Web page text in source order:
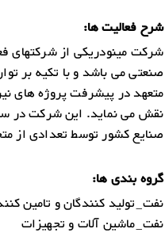
شرح فعالیت ها:
شرکت مینودریکی از شرکتهای
صنعتی می باشد و با تکیه بر
متعهد در پیشرفت پروژه های
صنایع کشور توسط تعدادی از
گروه بندی ها:
نفت_تولید کنندگان و تامین
نفت_ماشین آلات و تجهیزات